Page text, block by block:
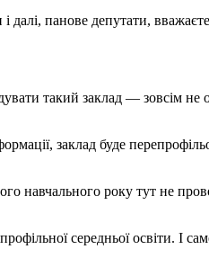
панове депутати,
такий заклад — зов­сім не
заклад буде
навчального року тут не
середньої освіти. І